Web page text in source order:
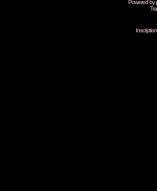
Powered by